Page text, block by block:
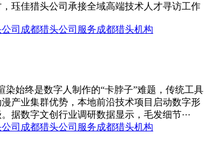
珏佳猎头公司承接全域高端技术人才寻访工作
司 成都猎头公司服务成都猎头机构
始终是数字人制作的“卡脖子”难题，传统工具
产业集群优势，本地前沿技术项目启动数字形
数字文创行业调研数据显示，毛发细节···
司 成都猎头公司服务成都猎头机构